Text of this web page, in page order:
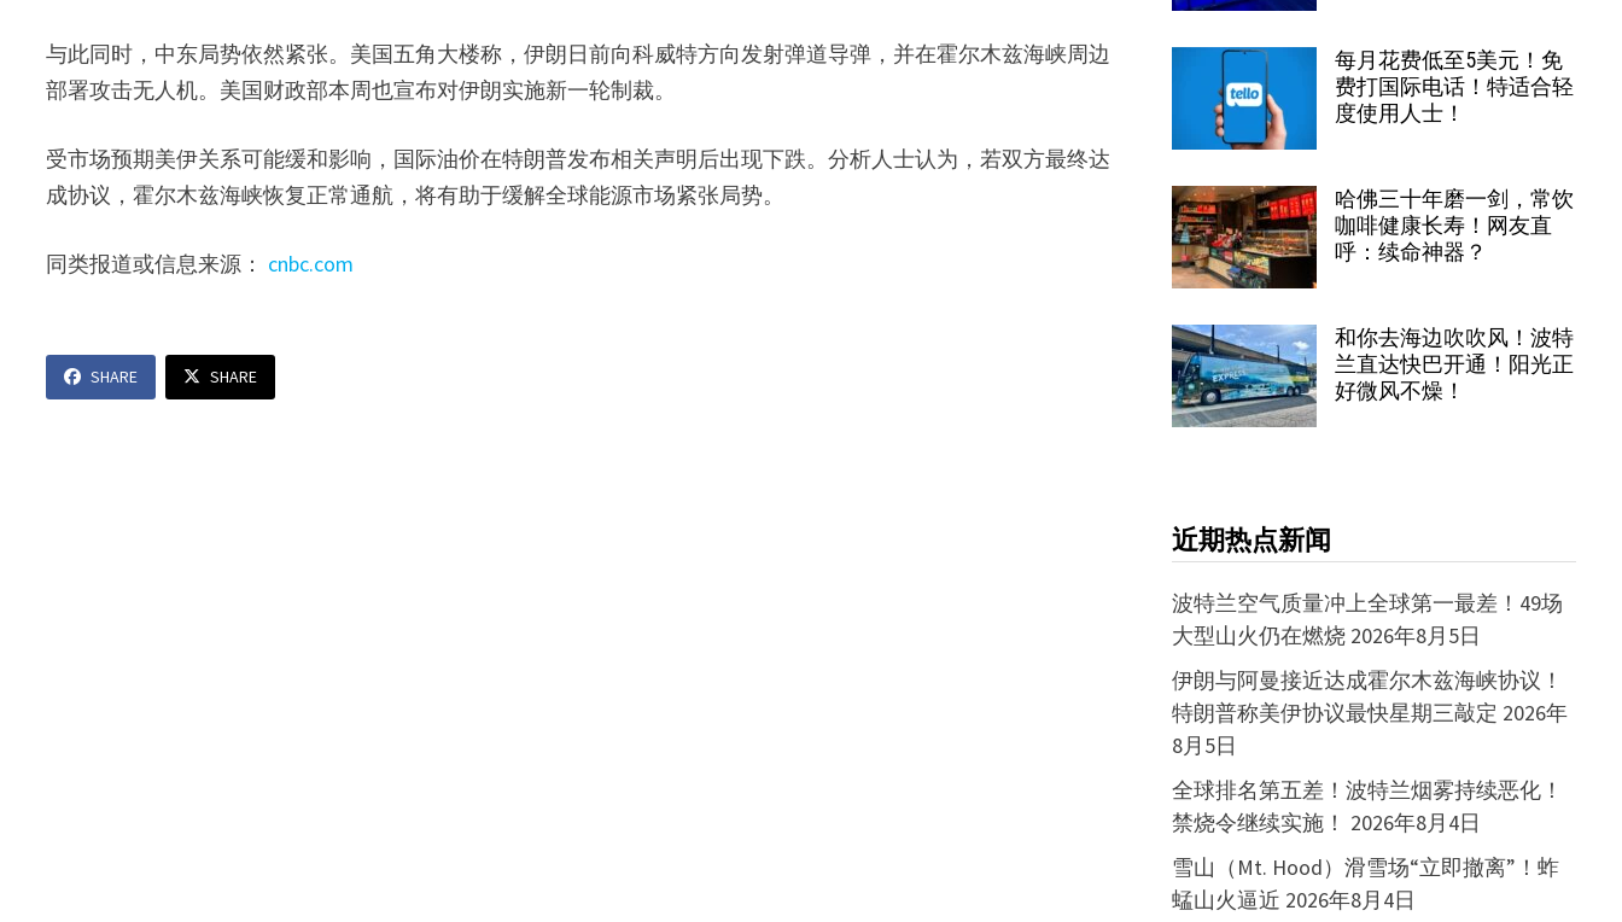
与此同时，中东局势依然紧张。美国五角大楼称，伊朗日前向科威特方向发射弹道导弹，并在霍尔木兹海峡周边
部署攻击无人机。美国财政部本周也宣布对伊朗实施新一轮制裁。
受市场预期美伊关系可能缓和影响，国际油价在特朗普发布相关声明后出现下跌。分析人士认为，若双方最终达
成协议，霍尔木兹海峡恢复正常通航，将有助于缓解全球能源市场紧张局势。
同类报道或信息来源： cnbc.com
SHARE SHARE
每月花费低至5美元！免
费打国际电话！特适合轻
度使用人士！
哈佛三十年磨一剑，常饮
咖啡健康长寿！网友直
呼：续命神器？
和你去海边吹吹风！波特
兰直达快巴开通！阳光正
好微风不燥！
近期热点新闻
波特兰空气质量冲上全球第一最差！49场
大型山火仍在燃烧 2026年8月5日
伊朗与阿曼接近达成霍尔木兹海峡协议！
特朗普称美伊协议最快星期三敲定 2026年
8月5日
全球排名第五差！波特兰烟雾持续恶化！
禁烧令继续实施！ 2026年8月4日
雪山（Mt. Hood）滑雪场“立即撤离”！蚱
蜢山火逼近 2026年8月4日